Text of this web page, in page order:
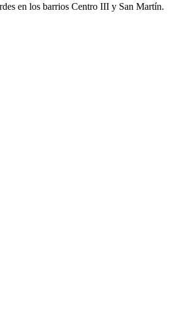
en los barrios Centro III y San Martín.